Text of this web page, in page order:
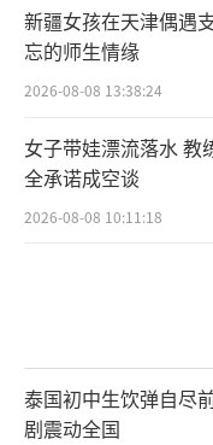
新疆女孩在天津偶遇
忘的师生情缘
2026-08-08 13:38:24
女子带娃漂流落水 教
全承诺成空谈
2026-08-08 10:11:18
泰国初中生饮弹自尽
剧震动全国